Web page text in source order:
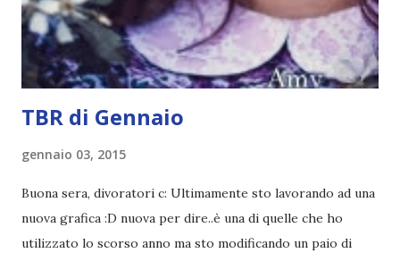
"mezzo" della storia? Questa storia ha praticamente solo
l'inizio!). Stessa cosa con Blue , stessa...
TBR di Gennaio
gennaio 03, 2015
Buona sera, divoratori c: Ultimamente sto lavorando ad una
nuova grafica :D nuova per dire..è una di quelle che ho
utilizzato lo scorso anno ma sto modificando un paio di